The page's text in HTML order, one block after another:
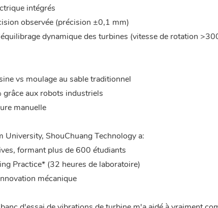
intégrés
observée (précision ±0,1 mm)
dynamique des turbines (vitesse de rotation
vs moulage au sable traditionnel
aux robots industriels
manuelle
University, ShouChuang Technology a:
formant plus de 600 étudiants
Practice* (32 heures de laboratoire)
mécanique